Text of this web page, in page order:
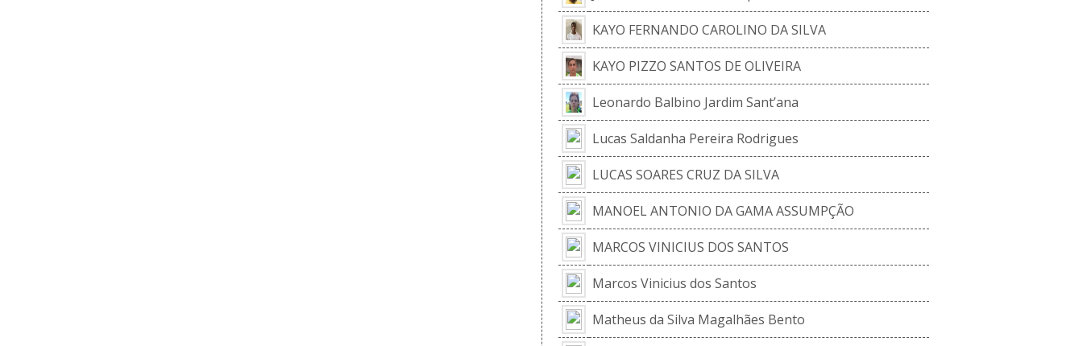
KAYO FERNANDO CAROLINO DA SILVA
KAYO PIZZO SANTOS DE OLIVEIRA
Leonardo Balbino Jardim Sant’ana
Lucas Saldanha Pereira Rodrigues
LUCAS SOARES CRUZ DA SILVA
MANOEL ANTONIO DA GAMA ASSUMPÇÃO
MARCOS VINICIUS DOS SANTOS
Marcos Vinicius dos Santos
Matheus da Silva Magalhães Bento